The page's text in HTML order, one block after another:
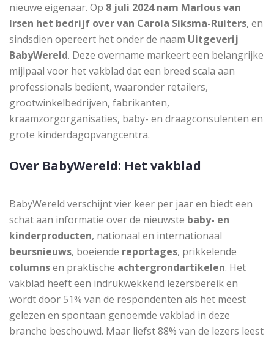
nieuwe eigenaar. Op 8 juli 2024 nam Marlous van
Irsen het bedrijf over van Carola Siksma-Ruiters, en
sindsdien opereert het onder de naam Uitgeverij
BabyWereld. Deze overname markeert een belangrijke
mijlpaal voor het vakblad dat een breed scala aan
professionals bedient, waaronder retailers,
grootwinkelbedrijven, fabrikanten,
kraamzorgorganisaties, baby- en draagconsulenten en
grote kinderdagopvangcentra.
Over BabyWereld: Het vakblad
BabyWereld verschijnt vier keer per jaar en biedt een
schat aan informatie over de nieuwste baby- en
kinderproducten, nationaal en internationaal
beursnieuws, boeiende reportages, prikkelende
columnsen praktische achtergrondartikelen. Het
vakblad heeft een indrukwekkend lezersbereik en
wordt door 51% van de respondenten als het meest
gelezen en spontaan genoemde vakblad in deze
branche beschouwd. Maar liefst 88% van de lezers leest